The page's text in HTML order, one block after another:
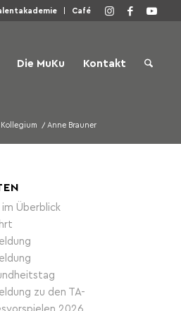
Café
Die MuKu Kontakt
Kollegium / Anne Brauner
im Überblick
zu den TA-
2026